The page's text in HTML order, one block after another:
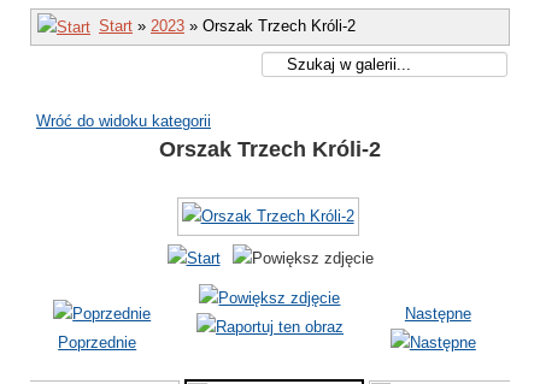
Start » 2023 » Orszak Trzech Króli-2
Wróć do widoku kategorii
Orszak Trzech Króli-2
Poprzednie
Następne